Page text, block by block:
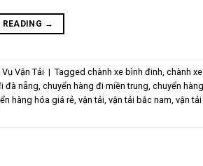
→
Vụ Vận Tải | Tagged chành xe bình đinh chành
đà nẵng chuyển hàng đi miền trung chuyển
hàng hóa giá rẻ vận tải vận tải bắc nam vận